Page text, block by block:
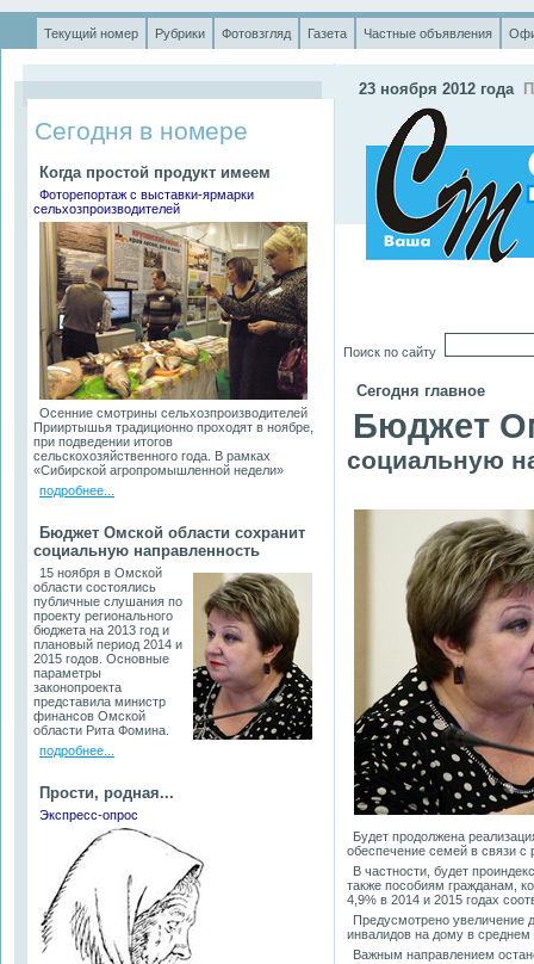
Текущий номер Рубрики Фотовзгляд Газета Частные объявления
Сегодня в номере
Когда простой продукт имеем
Фоторепортаж с выставки-ярмарки
сельхозпроизводителей
Осенние смотрины сельхозпроизводителей
Прииртышья традиционно проходят в ноябре,
при подведении итогов
сельскохозяйственного года. В рамках
«Сибирской агропромышленной недели»
подробнее...
Бюджет Омской области сохранит
социальную направленность
15 ноября в Омской
области состоялись
публичные слушания по
проекту регионального
бюджета на 2013 год и
плановый период 2014 и
2015 годов. Основные
параметры
законопроекта
представила министр
финансов Омской
области Рита Фомина.
подробнее...
Прости, родная...
Экспресс-опрос
23 ноября 2012 года
Поиск по сайту
Сегодня главное
Бюджет
социальную
Будет продолжена
обеспечение семей в связи
В частности, будет
также пособиям гражданам,
4,9% в 2014 и 2015 годах
Предусмотрено увеличение
инвалидов на дому в среднем
Важным направлением